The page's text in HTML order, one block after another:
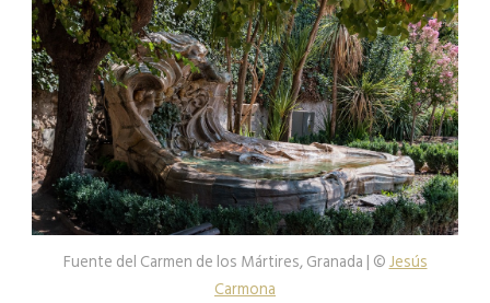
Fuente del Carmen de los Mártires, Granada | ©Jesús
Carmona